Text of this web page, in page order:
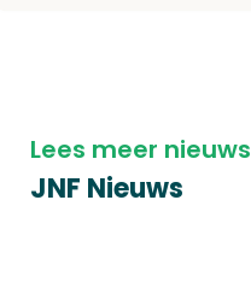
Lees meer nieuws
JNF Nieuws